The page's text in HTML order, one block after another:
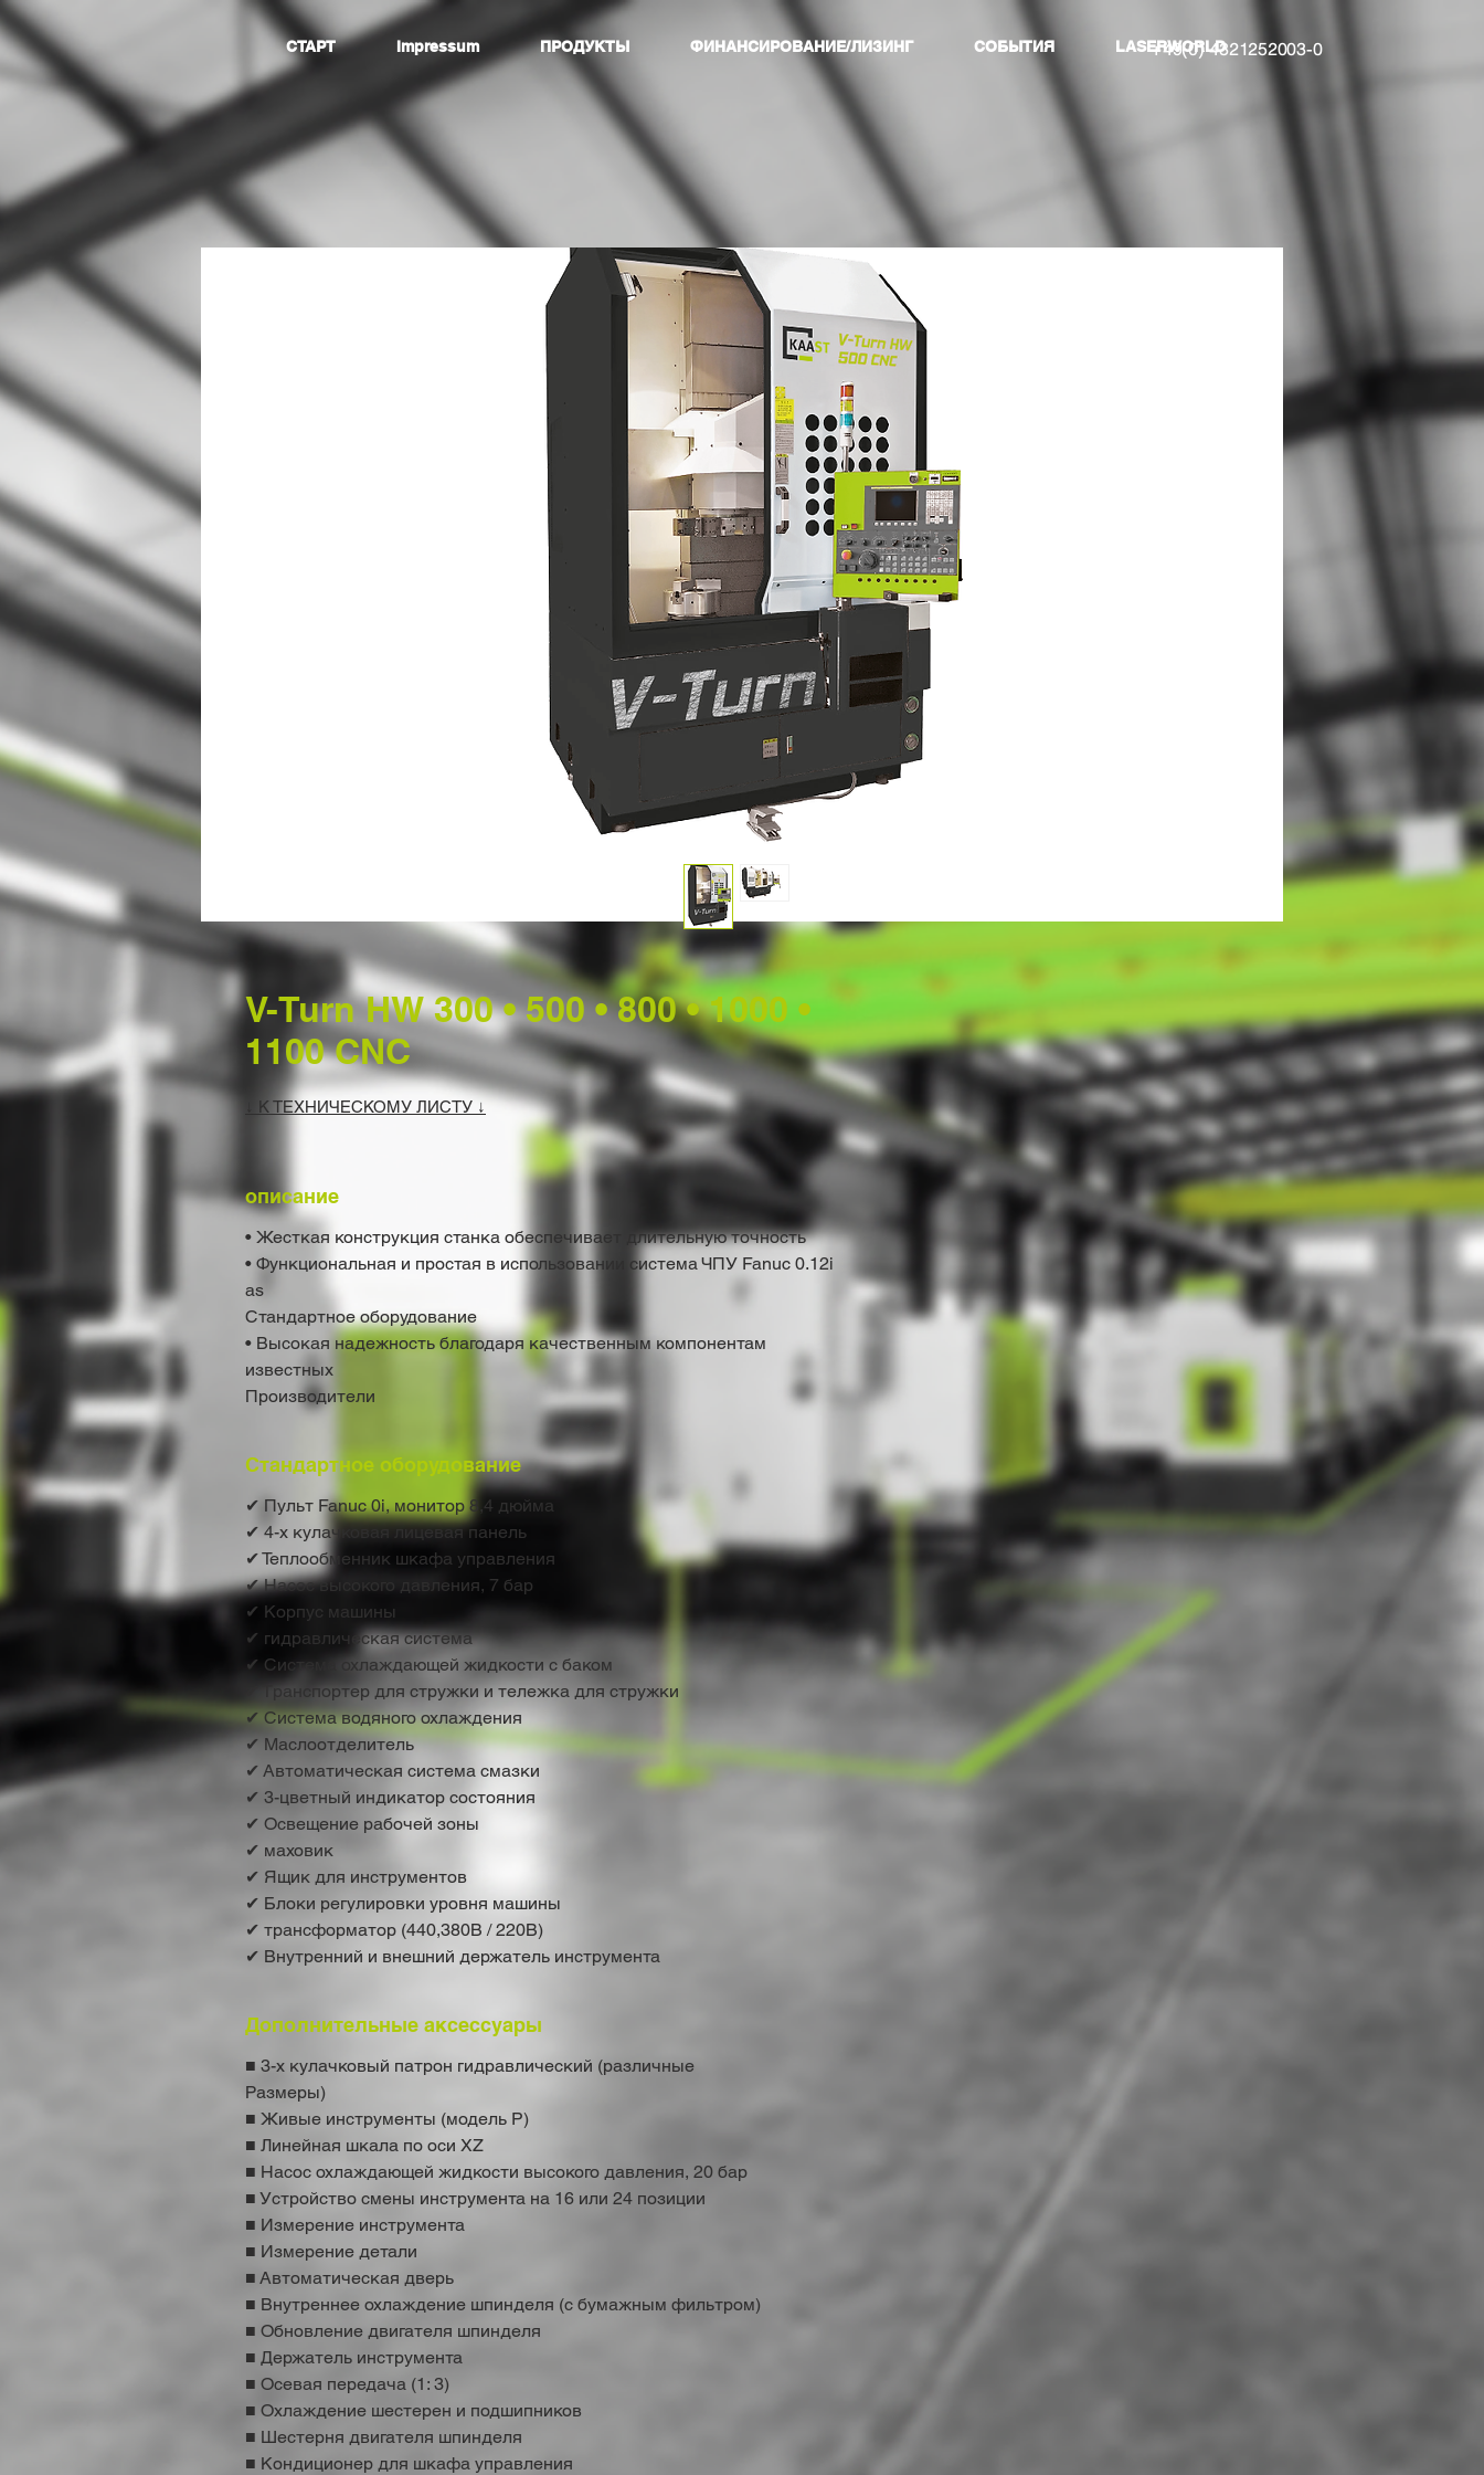
+49(0) 4321252003-0
СТАРТ Impressum ПРОДУКТЫ ФИНАНСИРОВАНИЕ/ЛИЗИНГ СОБЫТИЯ LASERWORLD
V-Turn HW 300 • 500 • 800 • 1000 •
1100 CNC
↓ К ТЕХНИЧЕСКОМУ ЛИСТУ ↓
описание
• Жесткая конструкция станка обеспечивает длительную точность
• Функциональная и простая в использовании система ЧПУ Fanuc 0.12i
as
Стандартное оборудование
• Высокая надежность благодаря качественным компонентам
известных
Производители
Стандартное оборудование
✔ Пульт Fanuc 0i, монитор 8,4 дюйма
✔ 4-х кулачковая лицевая панель
✔ Теплообменник шкафа управления
✔ Насос высокого давления, 7 бар
✔ Корпус машины
✔ гидравлическая система
✔ Система охлаждающей жидкости с баком
✔ Транспортер для стружки и тележка для стружки
✔ Система водяного охлаждения
✔ Маслоотделитель
✔ Автоматическая система смазки
✔ 3-цветный индикатор состояния
✔ Освещение рабочей зоны
✔ маховик
✔ Ящик для инструментов
✔ Блоки регулировки уровня машины
✔ трансформатор (440,380В / 220В)
✔ Внутренний и внешний держатель инструмента
Дополнительные аксессуары
■ 3-х кулачковый патрон гидравлический (различные
Размеры)
■ Живые инструменты (модель P)
■ Линейная шкала по оси XZ
■ Насос охлаждающей жидкости высокого давления, 20 бар
■ Устройство смены инструмента на 16 или 24 позиции
■ Измерение инструмента
■ Измерение детали
■ Автоматическая дверь
■ Внутреннее охлаждение шпинделя (с бумажным фильтром)
■ Обновление двигателя шпинделя
■ Держатель инструмента
■ Осевая передача (1: 3)
■ Охлаждение шестерен и подшипников
■ Шестерня двигателя шпинделя
■ Кондиционер для шкафа управления